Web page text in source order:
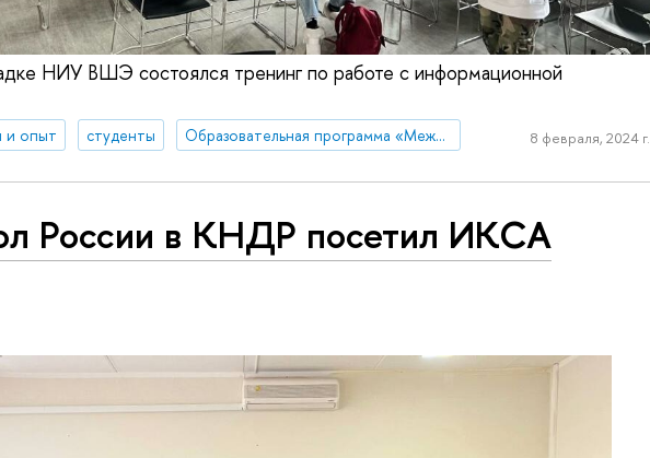
НИУ ВШЭ состоялся тренинг по работе с информационной
и опыт студенты Образовательная программа «Международные отношения» 8 февраля, 2024 г.
России в КНДР посетил ИКСА